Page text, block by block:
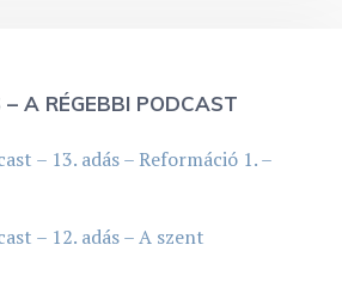
– A RÉGEBBI PODCAST
– 13. adás – Reformáció 1. –
– 12. adás – A szent